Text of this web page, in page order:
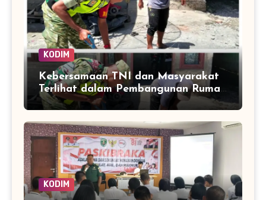
KODIM
Kebersamaan TNI dan Masyarakat
Terlihat dalam Pembangunan Rumah
di Desa Tanoh Merah
KODIM